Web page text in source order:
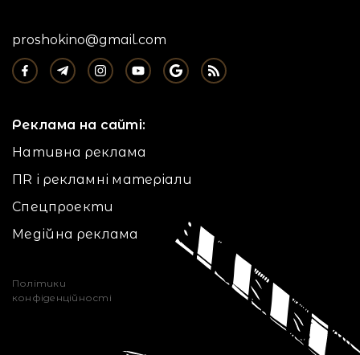
proshokino@gmail.com
Реклама на сайті:
Нативна реклама
ПR і рекламні матеріали
Спецпроекти
Медійна реклама
Політики
конфіденційності